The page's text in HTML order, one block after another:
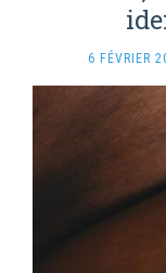
6 FÉVRIER